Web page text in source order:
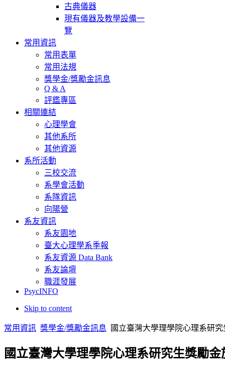
古典儀器
現有儀器及教學設備一
覽
常用資訊
常用表單
常用法規
獎學金/獎勵金訊息
Q & A
評鑑專區
相關連結
心理學會
其他系所
其他資源
系所活動
三校交流
系學會活動
系隊資訊
向陽營
系友資訊
系友園地
臺大心理學系季報
系友資源 Data Bank
系友論壇
職涯發展
PsycINFO
Skip to content
常用資訊 獎學金/獎勵金訊息 國立臺灣大學理學院心理系研
國立臺灣大學理學院心理系研究生獎勵金